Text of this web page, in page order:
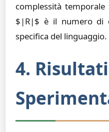
complessità
$|R|$ è il numero di
specifica del linguaggio.
4. Risultati